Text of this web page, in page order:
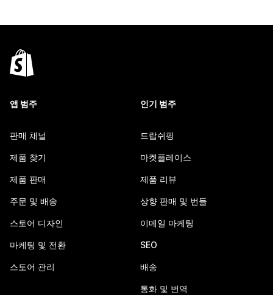
앱 범주
판매 채널
제품 찾기
제품 판매
주문 및 배송
스토어 디자인
마케팅 및 전환
스토어 관리
인기 범주
드랍쉬핑
마켓플레이스
제품 리뷰
상향 판매 및 번들
이메일 마케팅
SEO
배송
통화 및 번역